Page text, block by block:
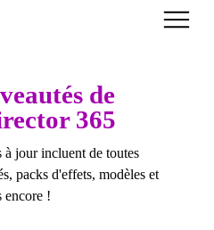
de
365
à jour incluent de toutes
packs d'effets, modèles et
encore !